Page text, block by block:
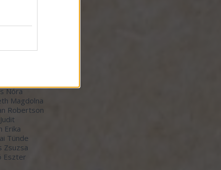
Bálint
Nóra
Magdolna
Robertson
Erika
Tünde
Zsuzsa
Eszter